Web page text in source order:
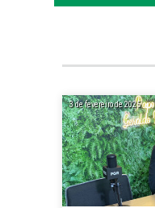
3 de fevereiro de 2025